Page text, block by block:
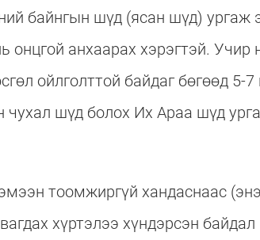
байнгын шүд (ясан шүд) ургаж
онцгой анхаарах хэрэгтэй.
ойлголттой байдаг бөгөөд
шүд болох Их Араа шүд
тоомжиргүй хандаснаас
хүртэлээ хүндэрсэн